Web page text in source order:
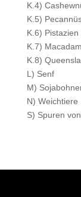
K.4)
K.5)
K.6) Pistazien
K.7)
K.8)
L) Senf
M)
N) Weichtiere
S) Spuren